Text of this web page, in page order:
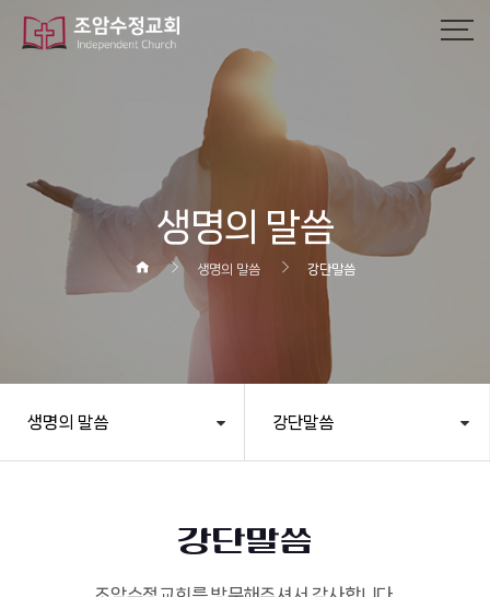
생명의 말씀
생명의 말씀 강단말씀
생명의 말씀 강단말씀
강단말씀